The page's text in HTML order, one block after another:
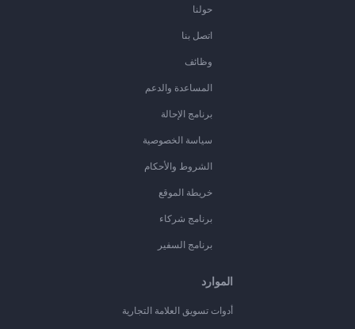
حولنا
اتصل بنا
وظائف
المساعدة والدعم
برنامج الإحالة
سياسة الخصوصية
الشروط والأحكام
خريطة الموقع
برنامج شركاء
برنامج السفير
الموارد
أدوات تسويق العلامة التجارية